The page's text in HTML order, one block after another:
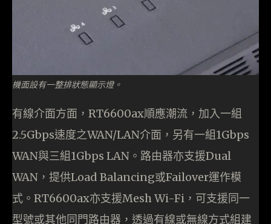
機面設有一整排狀態顯示燈。
有線介面方面，RT6600ax順應潮流，加入一組
2.5Gbps速度之WAN/LAN介面，另有一組1Gbps
WAN與三組1Gbps LAN。路由器亦支援Dual
WAN，提供Load Balancing或Failover運作模
式。RT6600ax亦支援Mesh Wi-Fi，可支援同一
型號或其他同門路由器，透過有線或無線方式組建